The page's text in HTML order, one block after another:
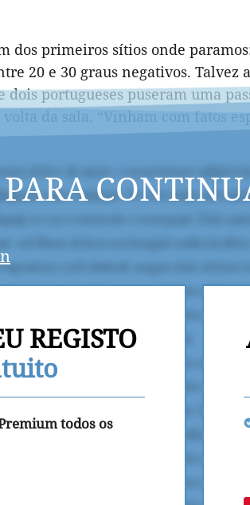
dos primeiros sítios onde
20 e 30 graus negativos.
dois portugueses puseram uma
volta da sala. “Vinham com fatos
PARA
REGISTO
todos os